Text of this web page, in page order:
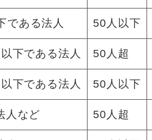
である法人 50人以下
下である法人 50人超
下である法人 50人以下
人など 50人超